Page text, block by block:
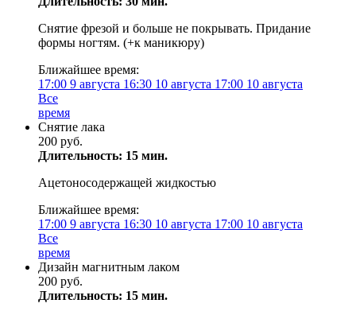
Снятие фрезой и больше не покрывать. Придание
формы ногтям. (+к маникюру)
Ближайшее время:
17:00 9 августа 16:30 10 августа 17:00 10 августа
Все
время
Снятие лака
200 руб.
Длительность: 15 мин.
Ацетоносодержащей жидкостью
Ближайшее время:
17:00 9 августа 16:30 10 августа 17:00 10 августа
Все
время
Дизайн магнитным лаком
200 руб.
Длительность: 15 мин.